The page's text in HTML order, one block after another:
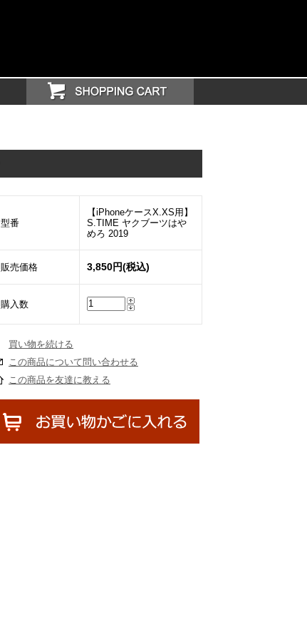
型番
【iPhoneケースX.XS用】
S.TIME ヤクブーツはや
めろ 2019
販売価格 3,850円(税込)
購入数
買い物を続ける
この商品について問い合わせる
この商品を友達に教える